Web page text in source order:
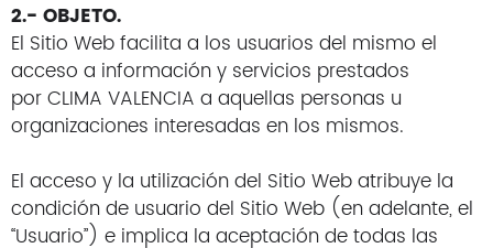
2.- OBJETO.
El Sitio Web facilita a los usuarios del mismo el
acceso a información y servicios prestados
por CLIMA VALENCIA a aquellas personas u
organizaciones interesadas en los mismos.
El acceso y la utilización del Sitio Web atribuye la
condición de usuario del Sitio Web (en adelante, el
“Usuario”) e implica la aceptación de todas las